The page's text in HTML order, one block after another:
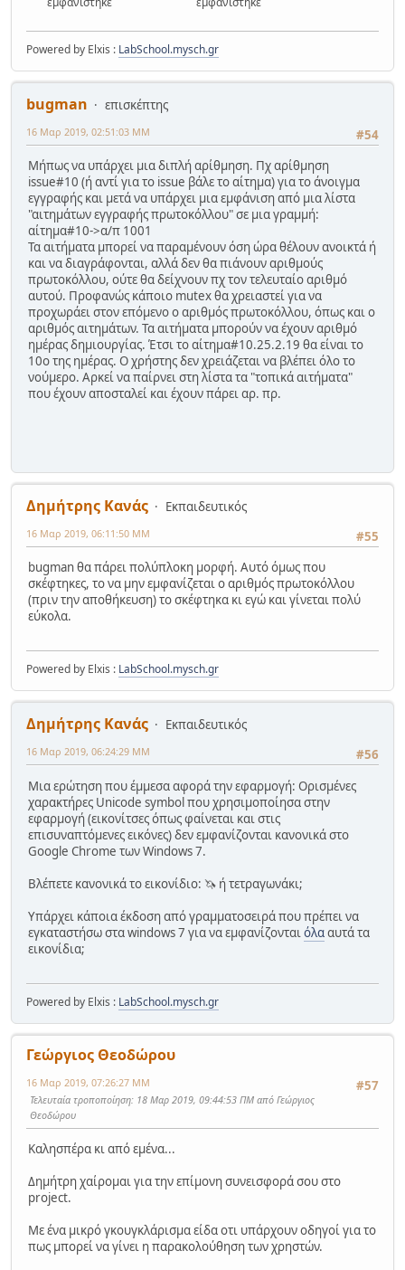
Powered by Elxis : LabSchool.mysch.gr
bugman
επισκέπτης
#54
16 Μαρ 2019, 02:51:03 ΜΜ
Μήπως να υπάρχει μια διπλή αρίθμηση. Πχ αρίθμηση
issue#10 (ή αντί για το issue βάλε το αίτημα) για το άνοιγμα
εγγραφής και μετά να υπάρχει μια εμφάνιση από μια λίστα
"αιτημάτων εγγραφής πρωτοκόλλου" σε μια γραμμή:
αίτημα#10->α/π 1001
Τα αιτήματα μπορεί να παραμένουν όση ώρα θέλουν ανοικτά ή
και να διαγράφονται, αλλά δεν θα πιάνουν αριθμούς
πρωτοκόλλου, ούτε θα δείχνουν πχ τον τελευταίο αριθμό
αυτού. Προφανώς κάποιο mutex θα χρειαστεί για να
προχωράει στον επόμενο ο αριθμός πρωτοκόλλου, όπως και ο
αριθμός αιτημάτων. Τα αιτήματα μπορούν να έχουν αριθμό
ημέρας δημιουργίας. Έτσι το αίτημα#10.25.2.19 θα είναι το
10ο της ημέρας. Ο χρήστης δεν χρειάζεται να βλέπει όλο το
νούμερο. Αρκεί να παίρνει στη λίστα τα "τοπικά αιτήματα"
που έχουν αποσταλεί και έχουν πάρει αρ. πρ.
Δημήτρης Κανάς
Εκπαιδευτικός
#55
16 Μαρ 2019, 06:11:50 ΜΜ
bugman θα πάρει πολύπλοκη μορφή. Αυτό όμως που
σκέφτηκες, το να μην εμφανίζεται ο αριθμός πρωτοκόλλου
(πριν την αποθήκευση) το σκέφτηκα κι εγώ και γίνεται πολύ
εύκολα.
Powered by Elxis : LabSchool.mysch.gr
Δημήτρης Κανάς
Εκπαιδευτικός
#56
16 Μαρ 2019, 06:24:29 ΜΜ
Μια ερώτηση που έμμεσα αφορά την εφαρμογή: Ορισμένες
χαρακτήρες Unicode symbol που χρησιμοποίησα στην
εφαρμογή (εικονίτσες όπως φαίνεται και στις
επισυναπτόμενες εικόνες) δεν εμφανίζονται κανονικά στο
Google Chrome των Windows 7.
Βλέπετε κανονικά το εικονίδιο: 🦄 ή τετραγωνάκι;
Υπάρχει κάποια έκδοση από γραμματοσειρά που πρέπει να
εγκαταστήσω στα windows 7 για να εμφανίζονται όλααυτά τα
εικονίδια;
Powered by Elxis : LabSchool.mysch.gr
Γεώργιος Θεοδώρου
#57
16 Μαρ 2019, 07:26:27 ΜΜ
Τελευταία τροποποίηση: 18 Μαρ 2019, 09:44:53 ΠΜ από Γεώργιος
Θεοδώρου
Καλησπέρα κι από εμένα...
Δημήτρη χαίρομαι για την επίμονη συνεισφορά σου στο
project.
Με ένα μικρό γκουγκλάρισμα είδα οτι υπάρχουν οδηγοί για το
πως μπορεί να γίνει η παρακολούθηση των χρηστών.